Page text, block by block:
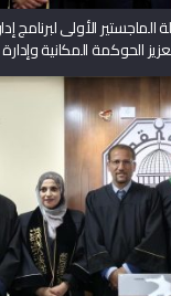
الأولى لبرنامج
الحوكمة المكانية